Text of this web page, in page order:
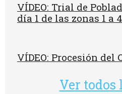
VÍDEO: Trial de
día 1 de las zonas 1 a
VÍDEO: Procesión del
Ver todos